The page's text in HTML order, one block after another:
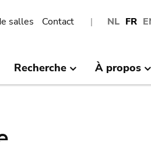
NL FR
salles Contact
Recherche À propos